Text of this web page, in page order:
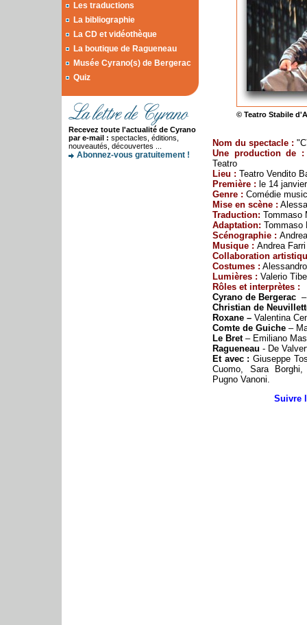
Les traductions
La bibliographie
La CD et vidéothèque
La boutique de Ragueneau
Musée Cyrano(s) de Bergerac
Quiz
Recevez toute l'actualité de Cyrano
par e-mail : spectacles, éditions,
nouveautés, découvertes ...
Abonnez-vous gratuitement !
© Teatro Stabile
Nom du spectacle :
Une production de :
Teatro
Lieu : Teatro Vendito
Première : le 14
Genre : Comédie
Mise en scène :
Traduction: Tommaso
Adaptation: Tommaso
Scénographie :
Musique : Andrea Farri
Collaboration
Costumes :
Lumières : Valerio
Rôles et interprètes :
Cyrano de Bergerac
Christian de
Roxane – Valentina
Comte de Guiche –
Le Bret– Emiliano
Ragueneau - De
Et avec : Giuseppe
Cuomo, Sara
Pugno Vanoni.
Suivre